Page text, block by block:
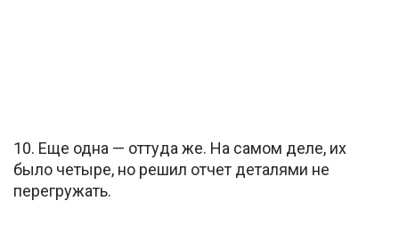
10. Еще одна — оттуда же. На самом деле, их
было четыре, но решил отчет деталями не
перегружать.